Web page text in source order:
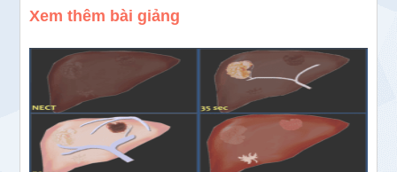
Xem thêm bài giảng